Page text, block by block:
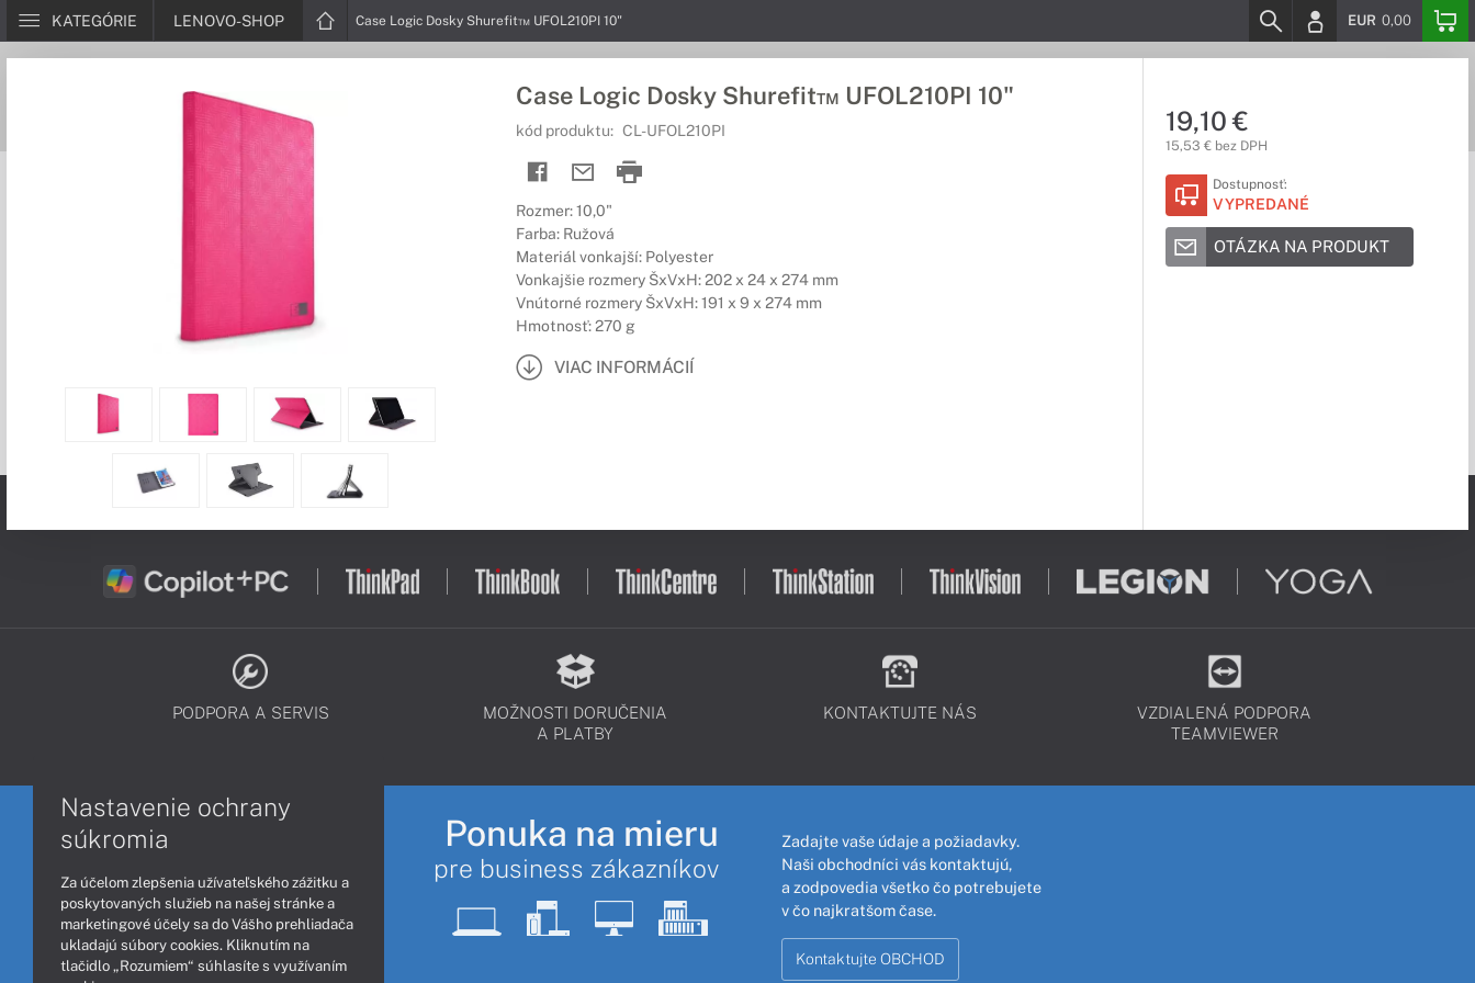
KATEGÓRIE LENOVO-SHOP Case Logic Dosky Shurefit™ UFOL210PI 10" EUR 0,00
Case Logic Dosky Shurefit™ UFOL210PI 10"
kód produktu: CL-UFOL210PI
Rozmer: 10,0"
Farba: Ružová
Materiál vonkajší: Polyester
Vonkajšie rozmery ŠxVxH: 202 x 24 x 274 mm
Vnútorné rozmery ŠxVxH: 191 x 9 x 274 mm
Hmotnosť: 270 g
VIAC INFORMÁCIÍ
19,10 €
15,53 € bez DPH
Dostupnosť:
VYPREDANÉ
OTÁZKA NA PRODUKT
PODPORA A SERVIS
MOŽNOSTI DORUČENIA
A PLATBY
KONTAKTUJTE NÁS
VZDIALENÁ PODPORA
TEAMVIEWER
Ponuka na mieru
pre business zákazníkov
Zadajte vaše údaje a požiadavky.
Naši obchodníci vás kontaktujú,
a zodpovedia všetko čo potrebujete
v čo najkratšom čase.
Kontaktujte OBCHOD
Nastavenie ochrany
súkromia
Za účelom zlepšenia užívateľského zážitku a
poskytovaných služieb na našej stránke a
marketingové účely sa do Vášho prehliadača
ukladajú súbory cookies. Kliknutím na
tlačidlo „Rozumiem“ súhlasíte s využívaním